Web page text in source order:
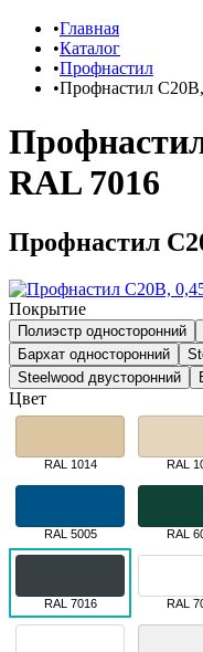
Главная
Каталог
Профнастил
Профнастил
RAL 7016
Профнастил
Покрытие
Полиэстр односторонний
Бархат односторонний
Steelwood двусторонний
Цвет
RAL 1014 RAL
RAL 5005 RAL
RAL 7016 RAL